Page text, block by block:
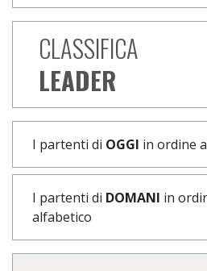
CLASSIFICA
LEADER
I partenti di OGGI in ordine
I partenti di DOMANI in
alfabetico